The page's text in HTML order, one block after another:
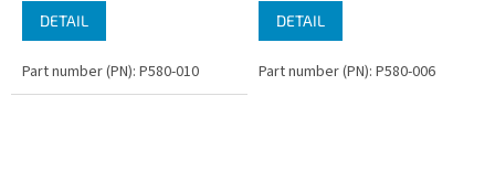
DETAIL
Part number (PN): P580-010
DETAIL
Part number (PN): P580-006